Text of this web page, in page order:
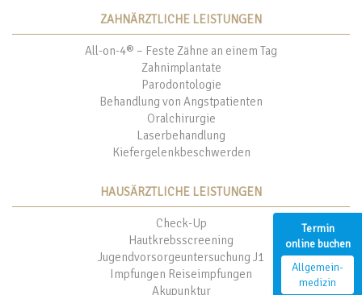
ZAHNÄRZTLICHE LEISTUNGEN
All-on-4® – Feste Zähne an einem Tag
Zahnimplantate
Parodontologie
Behandlung von Angstpatienten
Oralchirurgie
Laserbehandlung
Kiefergelenkbeschwerden
HAUSÄRZTLICHE LEISTUNGEN
Check-Up
Hautkrebsscreening
Jugendvorsorgeuntersuchung J1
Impfungen Reiseimpfungen
Akupunktur
Termin
online buchen
Allgemein-
medizin